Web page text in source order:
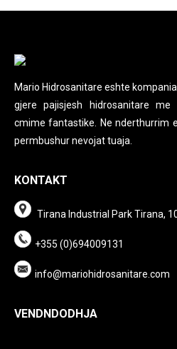
Mario Hidrosanitare eshte
gjere pajisjesh hidrosanitare me
cmime fantastike. Ne nderthurrim
permbushur nevojat tuaja.
KONTAKT
Tirana Industrial Park Tirana,
+355 (0)694009131
info@mariohidrosanitare.com
VENDNDODHJA